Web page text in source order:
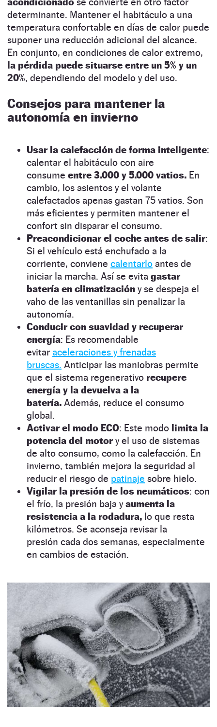
determinante. Mantener el habitáculo a una
temperatura confortable en días de calor puede
suponer una reducción adicional del alcance.
En conjunto, en condiciones de calor extremo,
la pérdida puede situarse entre un 5% y un
20%, dependiendo del modelo y del uso.
Consejos para mantener la
autonomía en invierno
Usar la calefacción de forma inteligente:
calentar el habitáculo con aire
consume entre 3.000 y 5.000 vatios. En
cambio, los asientos y el volante
calefactados apenas gastan 75 vatios. Son
más eficientes y permiten mantener el
confort sin disparar el consumo.
Preacondicionar el coche antes de salir:
Si el vehículo está enchufado a la
corriente, conviene calentarlo antes de
iniciar la marcha. Así se evita gastar
batería en climatización y se despeja el
vaho de las ventanillas sin penalizar la
autonomía.
Conducir con suavidad y recuperar
energía: Es recomendable
evitar aceleraciones y frenadas
bruscas. Anticipar las maniobras permite
que el sistema regenerativo recupere
energía y la devuelva a la
batería. Además, reduce el consumo
global.
Activar el modo ECO: Este modo limita la
potencia del motory el uso de sistemas
de alto consumo, como la calefacción. En
invierno, también mejora la seguridad al
reducir el riesgo de patinaje sobre hielo.
Vigilar la presión de los neumáticos: con
el frío, la presión baja yaumenta la
resistencia a la rodadura, lo que resta
kilómetros. Se aconseja revisar la
presión cada dos semanas, especialmente
en cambios de estación.